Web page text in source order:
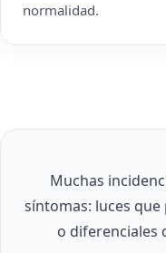
normalidad.
Muchas
síntomas: luces
o diferenciales